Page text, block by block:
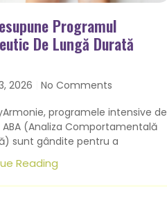
Programul
De Lungă Durată
2026
No Comments
programele intensive de
(Analiza Comportamentală
sunt gândite pentru a
Reading